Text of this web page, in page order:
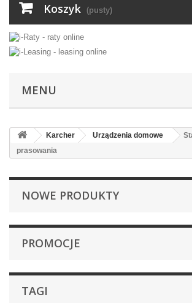
Koszyk (pusty)
MENU
Karcher Urządzenia domowe
prasowania
NOWE PRODUKTY
PROMOCJE
TAGI